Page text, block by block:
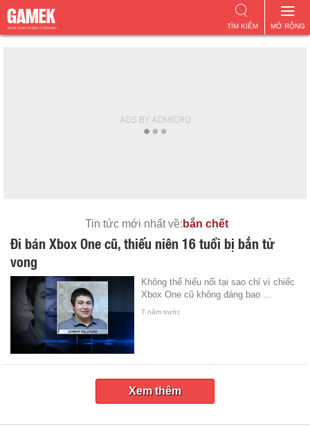
MỞ RỘNG
TÌM KIẾM
Tin tức mới nhất về: bắn chết
Đi bán Xbox One cũ, thiếu niên 16 tuổi bị bắn tử
vong
Không thể hiểu nổi tại sao chỉ vì chiếc
Xbox One cũ không đáng bao ...
7 năm trước
Xem thêm